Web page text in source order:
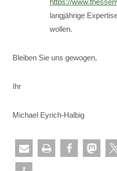
langjährige
wollen.
Bleiben Sie uns gewogen,
Ihr
Michael Eyrich-Halbig